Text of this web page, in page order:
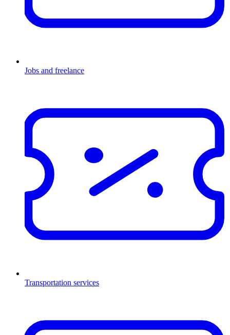
Jobs and freelance
Transportation services